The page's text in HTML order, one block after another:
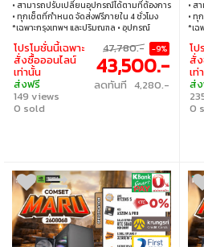
• สามารถปรับเปลี่ยนอุปกรณ์ได้ตามที่ต้องการ
• ทุกเซ็ตที่กำหนด จัดส่งฟรีภายใน 4 ชั่วโมง
*เฉพาะกรุงเทพฯ และปริมณฑล • อุปกรณ์
คอมพิวเตอร์เสียภายใน 30 วัน นับจากวันซื้อ
เปลี่ยนอุปกรณ์คอมพิวเตอร์ใหม่ให้ทันที
ภายใน 24 ชั่วโมง เฉพาะซื้อผ่าน JIB Online
เท่านั้น (เงื่อนไขเป็นไปตามที่กำหนด) • ผ่อน
สบายๆ 0% นาน 10 เดือน ทุกเซ็ต • บริการ
ซ่อมและตรวจเช็คอาการ ฟรี! ได้ที่เจไอบีกว่า 140
สาขา ทั่วประเทศ
โปรโมชั่นนี้เฉพาะ
สั่งซื้อออนไลน์
เท่านั้น
ส่งฟรี
149 views
0 sold
47,780.- -9%
43,500.-
ลดทันที 4,280.-
• ส
• ทุ
*เฉ
ค
เป
ภา
เท่
สบ
ซ่อ
สาข
โป
สั่
เท่
ส่
0